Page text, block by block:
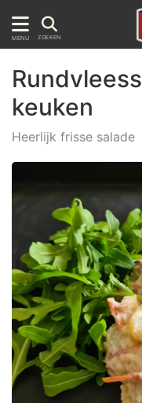
MENU ZOEKEN
keuken
Heerlijk frisse salade